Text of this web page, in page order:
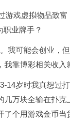
游戏虚拟物品致
职业牌手？
我可能会创业，
我靠博彩相关收入
14岁时我真想过
几万块全输在扑克
了个用游戏金币当